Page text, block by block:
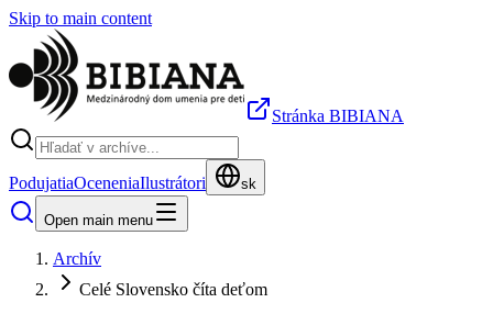
Skip to main content
Stránka BIBIANA
PodujatiaOceneniaIlustrátori sk
Open main menu
Archív
Celé Slovensko číta deťom